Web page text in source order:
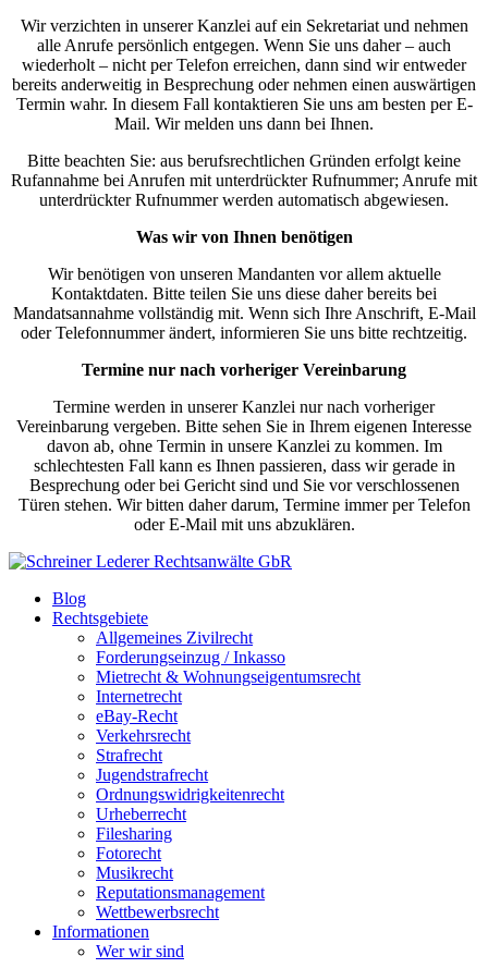
Wir verzichten in unserer Kanzlei auf ein Sekretariat und nehmen
alle Anrufe persönlich entgegen. Wenn Sie uns daher – auch
wiederholt – nicht per Telefon erreichen, dann sind wir entweder
bereits anderweitig in Besprechung oder nehmen einen auswärtigen
Termin wahr. In diesem Fall kontaktieren Sie uns am besten per E-
Mail. Wir melden uns dann bei Ihnen.
Bitte beachten Sie: aus berufsrechtlichen Gründen erfolgt keine
Rufannahme bei Anrufen mit unterdrückter Rufnummer; Anrufe mit
unterdrückter Rufnummer werden automatisch abgewiesen.
Was wir von Ihnen benötigen
Wir benötigen von unseren Mandanten vor allem aktuelle
Kontaktdaten. Bitte teilen Sie uns diese daher bereits bei
Mandatsannahme vollständig mit. Wenn sich Ihre Anschrift, E-Mail
oder Telefonnummer ändert, informieren Sie uns bitte rechtzeitig.
Termine nur nach vorheriger Vereinbarung
Termine werden in unserer Kanzlei nur nach vorheriger
Vereinbarung vergeben. Bitte sehen Sie in Ihrem eigenen Interesse
davon ab, ohne Termin in unsere Kanzlei zu kommen. Im
schlechtesten Fall kann es Ihnen passieren, dass wir gerade in
Besprechung oder bei Gericht sind und Sie vor verschlossenen
Türen stehen. Wir bitten daher darum, Termine immer per Telefon
oder E-Mail mit uns abzuklären.
Blog
Rechtsgebiete
Allgemeines Zivilrecht
Forderungseinzug / Inkasso
Mietrecht & Wohnungseigentumsrecht
Internetrecht
eBay-Recht
Verkehrsrecht
Strafrecht
Jugendstrafrecht
Ordnungswidrigkeitenrecht
Urheberrecht
Filesharing
Fotorecht
Musikrecht
Reputationsmanagement
Wettbewerbsrecht
Informationen
Wer wir sind